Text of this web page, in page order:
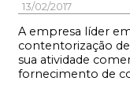
13/02/2017
A empresa líder
contentorização
sua atividade
fornecimento de